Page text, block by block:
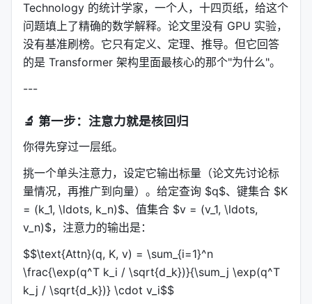
Technology 的统计学家，一个人，十四页纸，给这个
问题填上了精确的数学解释。论文里没有 GPU 实验，
没有基准刷榜。它只有定义、定理、推导。但它回答
的是 Transformer 架构里面最核心的那个"为什么"。
---
🔬 第一步：注意力就是核回归
你得先穿过一层纸。
挑一个单头注意力，设定它输出标量（论文先讨论标
量情况，再推广到向量）。给定查询 $q$、键集合 $K
= (k_1, \ldots, k_n)$、值集合 $v = (v_1, \ldots,
v_n)$，注意力的输出是：
$$\text{Attn}(q, K, v) = \sum_{i=1}^n
\frac{\exp(q^T k_i / \sqrt{d_k})}{\sum_j \exp(q^T
k_j / \sqrt{d_k})} \cdot v_i$$